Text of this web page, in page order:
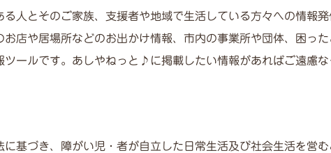
人とそのご家族、支援者や地域で生活している方々への情報発
店や居場所などのお出かけ情報、市内の事業所や団体、困っ
ールです。あしやねっと♪に掲載したい情報があればご遠慮な
基づき、障がい児・者が自立した日常生活及び社会生活を営